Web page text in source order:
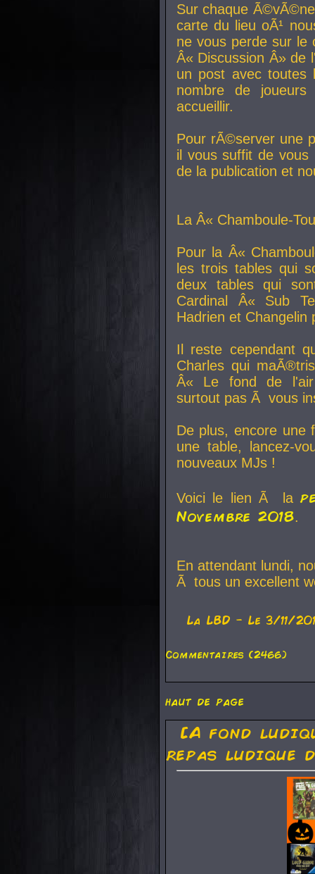
Sur chaque
carte du lieu oÃ¹
ne vous perde sur le
Â« Discussion Â» de
un post avec toutes
nombre de
accueillir.
Pour rÃ©server une
il vous suffit de vous
de la publication et
La Â« Chamboule-
Pour la Â«
les trois tables qui
deux tables qui
Cardinal
Â« Sub
Hadrien et Changelin
Il reste cependant
Charles qui
Â« Le fond de
surtout pas Ã vous
De plus, encore une
une table, lancez-
nouveaux MJs !
Voici le lien Ã la
Novembre 2018.
En attendant lundi,
Ã tous un excellent
La LBD - Le 3/11/
Commentaires (2466)
haut de page
[A fond
repas ludique